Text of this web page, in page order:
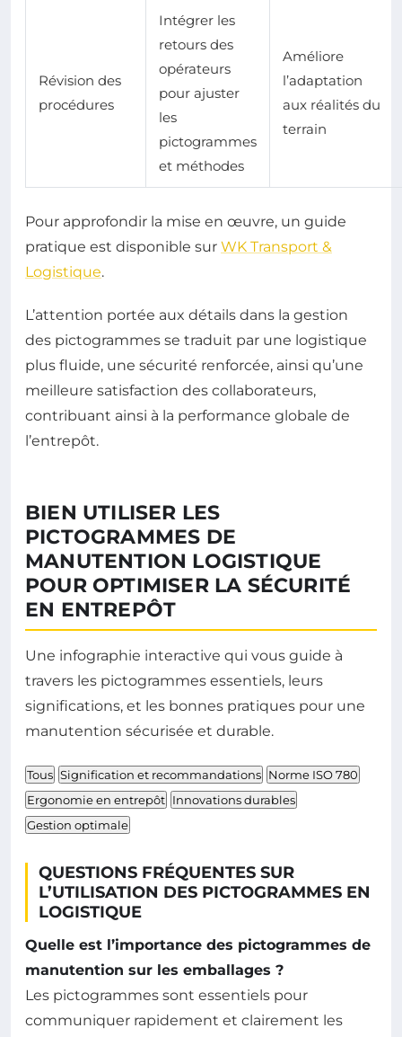
Révision des
procédures
Intégrer les
retours des
opérateurs
pour ajuster
les
pictogrammes
et méthodes
Améliore
l’adaptation
aux réalités du
terrain
Pour approfondir la mise en œuvre, un guide
pratique est disponible sur WK Transport &
Logistique.
L’attention portée aux détails dans la gestion
des pictogrammes se traduit par une logistique
plus fluide, une sécurité renforcée, ainsi qu’une
meilleure satisfaction des collaborateurs,
contribuant ainsi à la performance globale de
l’entrepôt.
BIEN UTILISER LES
PICTOGRAMMES DE
MANUTENTION LOGISTIQUE
POUR OPTIMISER LA SÉCURITÉ
EN ENTREPÔT
Une infographie interactive qui vous guide à
travers les pictogrammes essentiels, leurs
significations, et les bonnes pratiques pour une
manutention sécurisée et durable.
Tous Signification et recommandations Norme ISO 780
Ergonomie en entrepôt Innovations durables
Gestion optimale
QUESTIONS FRÉQUENTES SUR
L’UTILISATION DES PICTOGRAMMES EN
LOGISTIQUE
Quelle est l’importance des pictogrammes de
manutention sur les emballages ?
Les pictogrammes sont essentiels pour
communiquer rapidement et clairement les